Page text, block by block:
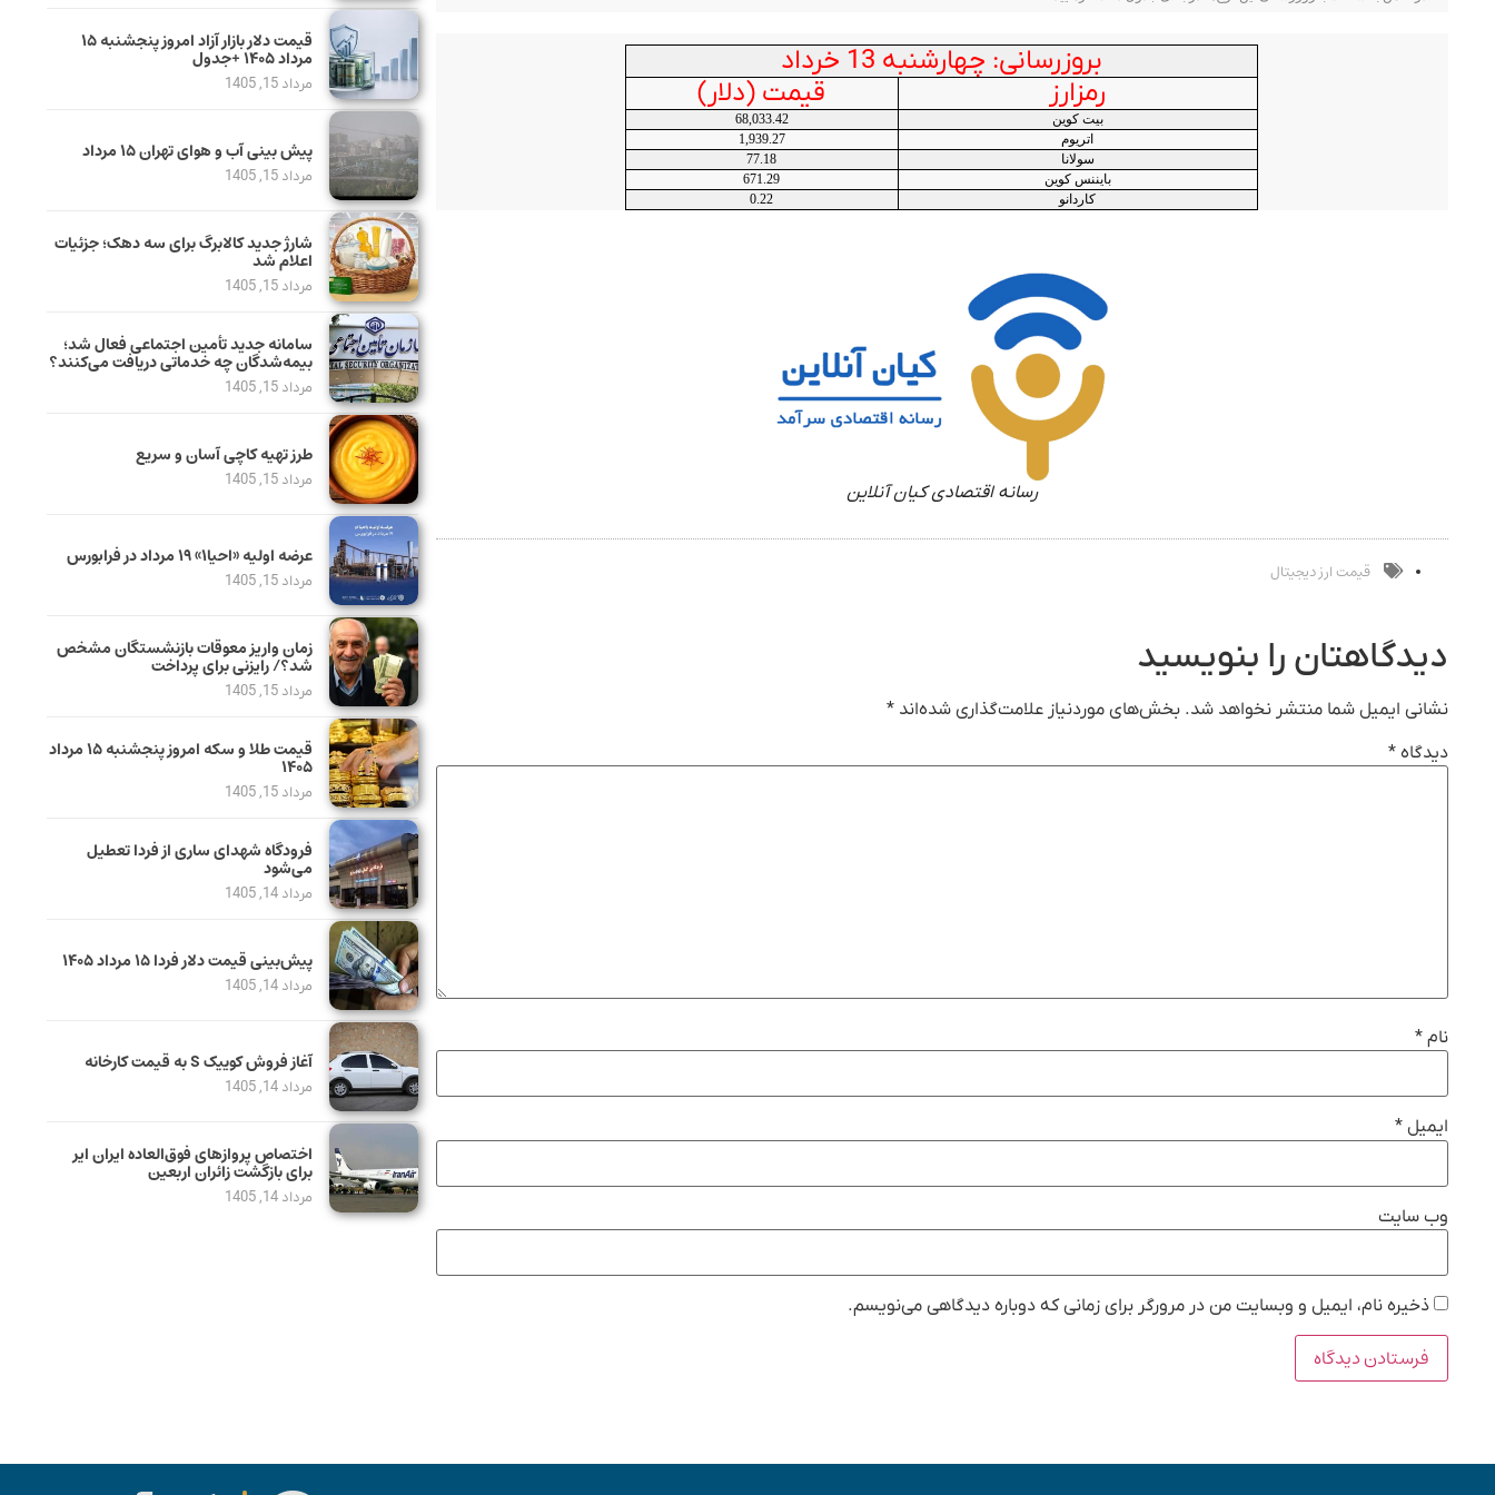
بروزرسانی: چهارشنبه 13 خرداد
رمزارز
قیمت (دلار)
بیت کوین
68,033.42
اتریوم
1,939.27
سولانا
77.18
بایننس کوین
671.29
کاردانو
0.22
رسانه اقتصادی کیان آنلاین
قیمت ارز دیجیتال
دیدگاهتان را بنویسید
نشانی ایمیل شما منتشر نخواهد شد. بخش‌های موردنیاز علامت‌گذاری شده‌اند *
دیدگاه *
نام *
ایمیل *
وب‌ سایت
ذخیره نام، ایمیل و وبسایت من در مرورگر برای زمانی که دوباره دیدگاهی می‌نویسم.
قیمت دلار بازار آزاد امروز پنجشنبه ۱۵
مرداد ۱۴۰۵ +جدول
مرداد 15, 1405
پیش بینی آب و هوای تهران ۱۵ مرداد
مرداد 15, 1405
شارژ جدید کالابرگ برای سه دهک؛ جزئیات
اعلام شد
مرداد 15, 1405
سامانه جدید تأمین اجتماعی فعال شد؛
بیمه‌شدگان چه خدماتی دریافت می‌کنند؟
مرداد 15, 1405
طرز تهیه کاچی آسان و سریع
مرداد 15, 1405
عرضه اولیه «احیا۱» ۱۹ مرداد در فرابورس
مرداد 15, 1405
زمان واریز معوقات بازنشستگان مشخص
شد؟/ رایزنی برای پرداخت
مرداد 15, 1405
قیمت طلا و سکه امروز پنجشنبه ۱۵ مرداد
۱۴۰۵
مرداد 15, 1405
فرودگاه شهدای ساری از فردا تعطیل
می‌شود
مرداد 14, 1405
پیش‌بینی قیمت دلار فردا ۱۵ مرداد ۱۴۰۵
مرداد 14, 1405
آغاز فروش کوییک S به قیمت کارخانه
مرداد 14, 1405
اختصاص پروازهای فوق‌العاده ایران ایر
برای بازگشت زائران اربعین
مرداد 14, 1405